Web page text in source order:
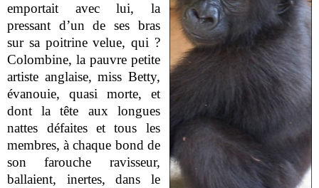
emportait avec lui, la
pressant d’un de ses bras
sur sa poitrine velue, qui ?
Colombine, la pauvre petite
artiste anglaise, miss Betty,
évanouie, quasi morte, et
dont la tête aux longues
nattes défaites et tous les
membres, à chaque bond de
son farouche ravisseur,
ballaient, inertes, dans le